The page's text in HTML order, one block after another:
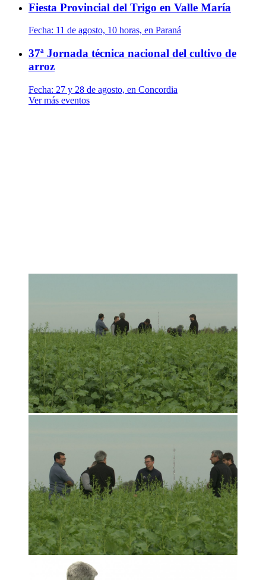
Fiesta Provincial del Trigo en Valle María
Fecha: 11 de agosto, 10 horas, en Paraná
37ª Jornada técnica nacional del cultivo de
arroz
Fecha: 27 y 28 de agosto, en Concordia
Ver más eventos